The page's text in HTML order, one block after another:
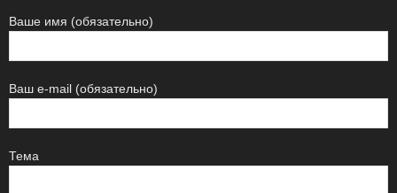
Ваше имя (обязательно)
Ваш e-mail (обязательно)
Тема